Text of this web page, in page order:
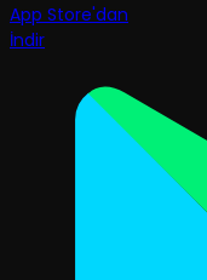
App Store'dan
İndir